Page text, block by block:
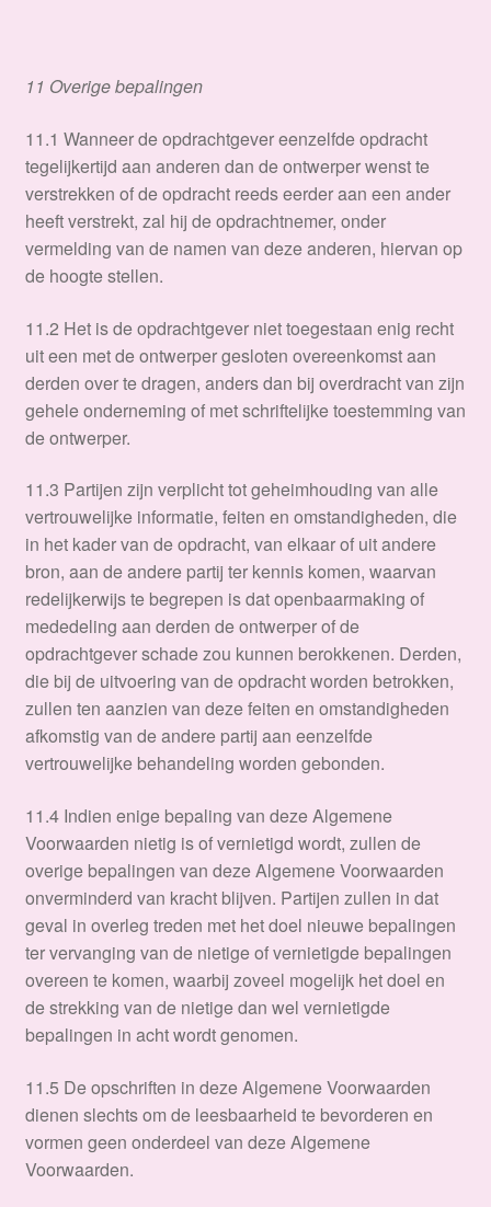
11 Overige bepalingen
​11.1 Wanneer de opdrachtgever eenzelfde opdracht
tegelijkertijd aan anderen dan de ontwerper wenst te
verstrekken of de opdracht reeds eerder aan een ander
heeft verstrekt, zal hij de opdrachtnemer, onder
vermelding van de namen van deze anderen, hiervan op
de hoogte stellen.
11.2 Het is de opdrachtgever niet toegestaan enig recht
uit een met de ontwerper gesloten overeenkomst aan
derden over te dragen, anders dan bij overdracht van zijn
gehele onderneming of met schriftelijke toestemming van
de ontwerper.
11.3 Partijen zijn verplicht tot geheimhouding van alle
vertrouwelijke informatie, feiten en omstandigheden, die
in het kader van de opdracht, van elkaar of uit andere
bron, aan de andere partij ter kennis komen, waarvan
redelijkerwijs te begrepen is dat openbaarmaking of
mededeling aan derden de ontwerper of de
opdrachtgever schade zou kunnen berokkenen. Derden,
die bij de uitvoering van de opdracht worden betrokken,
zullen ten aanzien van deze feiten en omstandigheden
afkomstig van de andere partij aan eenzelfde
vertrouwelijke behandeling worden gebonden.
11.4 Indien enige bepaling van deze Algemene
Voorwaarden nietig is of vernietigd wordt, zullen de
overige bepalingen van deze Algemene Voorwaarden
onverminderd van kracht blijven. Partijen zullen in dat
geval in overleg treden met het doel nieuwe bepalingen
ter vervanging van de nietige of vernietigde bepalingen
overeen te komen, waarbij zoveel mogelijk het doel en
de strekking van de nietige dan wel vernietigde
bepalingen in acht wordt genomen.
11.5 De opschriften in deze Algemene Voorwaarden
dienen slechts om de leesbaarheid te bevorderen en
vormen geen onderdeel van deze Algemene
Voorwaarden.